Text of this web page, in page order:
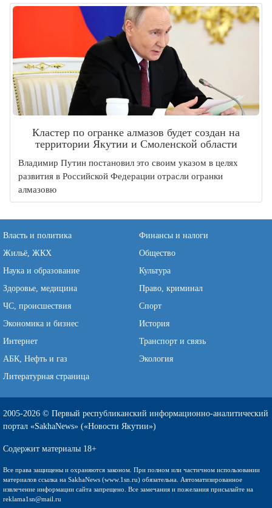
Кластер по огранке алмазов будет создан на
территории Якутии и Смоленской области
Владимир Путин постановил это своим указом в целях
развития в Российской Федерации отрасли огранки
алмазовю
Власть и политика
Финансы и налоги
Жильё, ЖКХ
Общество
Наука и образование
Культура
Здоровье, медицина
Право, криминал
ЧС, происшествия
Спорт
Экономика и бизнес
История
Интернет
Транспорт и связь
АБК, Нефть и газ
Экология
Литературная страница
2005-2026 © Первый республиканский информационно-аналитический
портал «SakhaNews» («Новости Якутии»)
Содержит материалы 18+
Все права защищены и охраняются законом. При полном или частичном использовании
материалов ссылка на SakhaNews (www.1sn.ru) обязательна. Автоматизированное
извлечение информации сайта запрещено. Все замечания и пожелания присылайте на
reklama1sn@mail.ru